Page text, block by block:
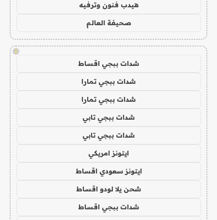
هيدب فنون وترفيه
صحيفة العالم
!
شدات ببجي اقساط
شدات ببجي تمارا
شدات ببجي تمارا
شدات ببجي تابي
شدات ببجي تابي
ايتونز امريكي
ايتونز سعودي اقساط
شحن يلا لودو اقساط
شدات ببجي اقساط